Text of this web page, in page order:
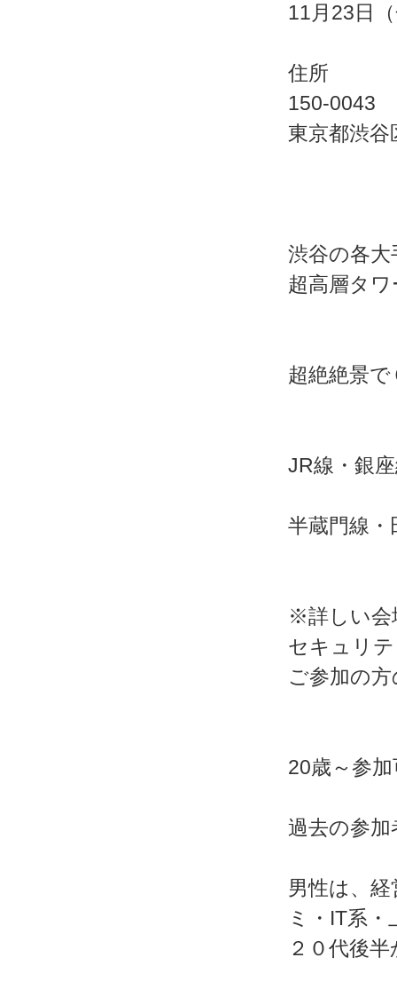
11月23日
住所
150-0043
東京都渋
渋谷の各
超高層タ
超絶絶景
JR線・銀
半蔵門線・
※詳しい会
セキュリ
ご参加の
20歳～参
過去の参加
男性は、
ミ・IT系
２０代後